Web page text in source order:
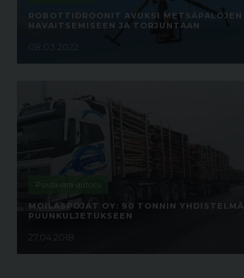
ROBOTTIDROONIT AVUKSI METSÄPALOJEN
HAVAITSEMISEEN JA TORJUNTAAN
08.03.2022
Puutavara-autoilu
MOILASPOJAT OY: 90 TONNIN YHDISTELMÄ
PUUNKULJETUKSEEN
27.04.2018